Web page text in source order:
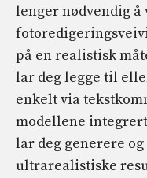
lenger nødvendig
på en realistisk
lar deg legge til
enkelt via
modellene integrert
lar deg generere
ultrarealistiske